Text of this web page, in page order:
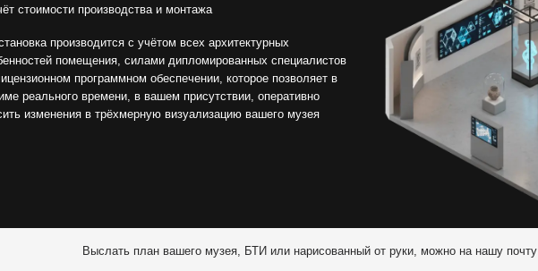
стоимости производства и монтажа
производится с учётом всех архитектурных
помещения, силами дипломированных специалистов
программном обеспечении, которое позволяет в
реального времени, в вашем присутствии, оперативно
изменения в трёхмерную визуализацию вашего музея
Выслать план вашего музея, БТИ или нарисованный от руки, можно на нашу почту